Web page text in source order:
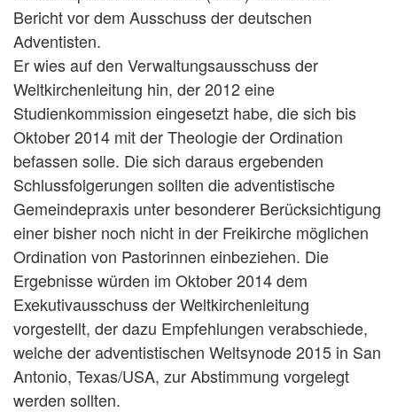
Bericht vor dem Ausschuss der deutschen
Adventisten.
Er wies auf den Verwaltungsausschuss der
Weltkirchenleitung hin, der 2012 eine
Studienkommission eingesetzt habe, die sich bis
Oktober 2014 mit der Theologie der Ordination
befassen solle. Die sich daraus ergebenden
Schlussfolgerungen sollten die adventistische
Gemeindepraxis unter besonderer Berücksichtigung
einer bisher noch nicht in der Freikirche möglichen
Ordination von Pastorinnen einbeziehen. Die
Ergebnisse würden im Oktober 2014 dem
Exekutivausschuss der Weltkirchenleitung
vorgestellt, der dazu Empfehlungen verabschiede,
welche der adventistischen Weltsynode 2015 in San
Antonio, Texas/USA, zur Abstimmung vorgelegt
werden sollten.